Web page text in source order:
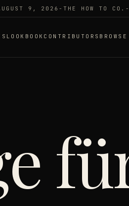
9, 2026 -THE HOW TO CO.
LOOKBOOK CONTRIBUTORS